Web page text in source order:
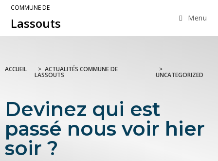
COMMUNE DE
Lassouts Menu
ACCUEIL > ACTUALITÉS COMMUNE DE
LASSOUTS
>
UNCATEGORIZED
Devinez qui est
passé nous voir hier
soir ?